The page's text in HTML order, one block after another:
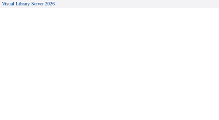
Visual Library Server 2026